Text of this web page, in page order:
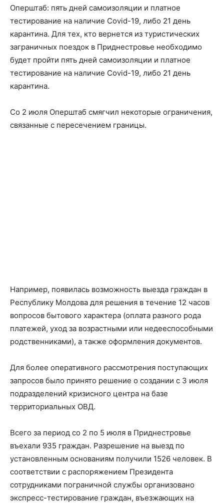
Оперштаб: пять дней самоизоляции и платное
тестирование на наличие Covid-19, либо 21 день
карантина. Для тех, кто вернется из туристических
заграничных поездок в Приднестровье необходимо
будет пройти пять дней самоизоляции и платное
тестирование на наличие Covid-19, либо 21 день
карантина.
Со 2 июля Оперштаб смягчил некоторые ограничения,
связанные с пересечением границы.
Например, появилась возможность выезда граждан в
Республику Молдова для решения в течение 12 часов
вопросов бытового характера (оплата разного рода
платежей, уход за возрастными или недееспособными
родственниками), а также оформления документов.
Для более оперативного рассмотрения поступающих
запросов было принято решение о создании с 3 июля
подразделений кризисного центра на базе
территориальных ОВД.
Всего за период со 2 по 5 июля в Приднестровье
въехали 935 граждан. Разрешение на выезд по
установленным основаниям получили 1526 человек. В
соответствии с распоряжением Президента
сотрудниками пограничной службы организовано
экспресс-тестирование граждан, въезжающих на